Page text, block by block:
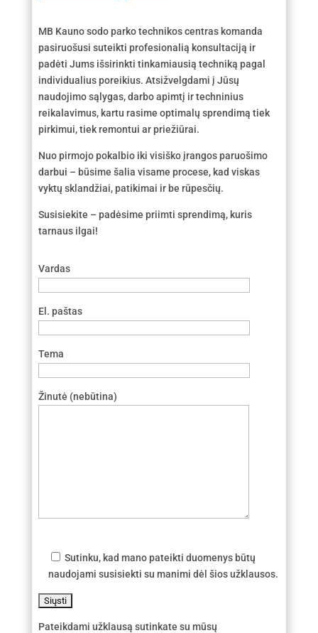
MB Kauno sodo parko technikos centras komanda
pasiruošusi suteikti profesionalią konsultaciją ir
padėti Jums išsirinkti tinkamiausią techniką pagal
individualius poreikius. Atsižvelgdami į Jūsų
naudojimo sąlygas, darbo apimtį ir techninius
reikalavimus, kartu rasime optimalų sprendimą tiek
pirkimui, tiek remontui ar priežiūrai.
Nuo pirmojo pokalbio iki visiško įrangos paruošimo
darbui – būsime šalia visame procese, kad viskas
vyktų sklandžiai, patikimai ir be rūpesčių.
Susisiekite – padėsime priimti sprendimą, kuris
tarnaus ilgai!
Vardas
El. paštas
Tema
Žinutė (nebūtina)
Sutinku, kad mano pateikti duomenys būtų
naudojami susisiekti su manimi dėl šios užklausos.
Pateikdami užklausą sutinkate su mūsų